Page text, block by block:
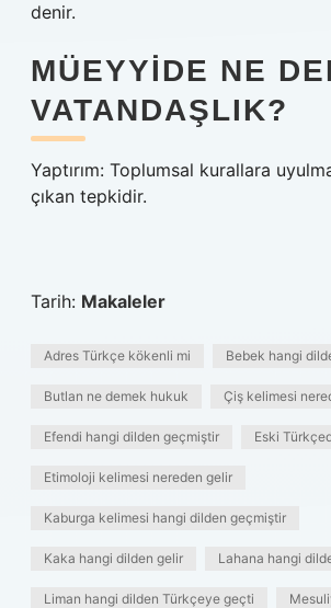
denir.
MÜEYYIDE NE
VATANDAŞLIK?
Yaptırım: Toplumsal kurallara
çıkan tepkidir.
Tarih: Makaleler
Adres Türkçe kökenli mi Bebek hangi
Butlan ne demek hukuk Çiş kelimesi
Efendi hangi dilden geçmiştir Eski
Etimoloji kelimesi nereden gelir
Kaburga kelimesi hangi dilden geçmiştir
Kaka hangi dilden gelir Lahana hangi
Liman hangi dilden Türkçeye geçti